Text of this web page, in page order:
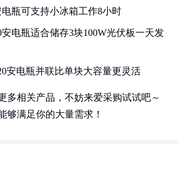
电瓶可支持小冰箱工作8小时
电瓶适合储存3块100W光伏板一天发
安电瓶并联比单块大容量更灵活
多相关产品，不妨来爱采购试试吧～
够满足你的大量需求！